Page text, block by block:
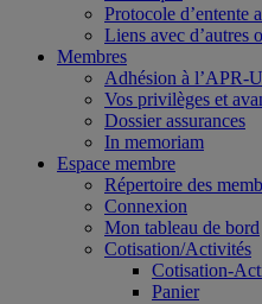
Protocole d’entente
Liens avec d’autres
Membres
Adhésion à l’APR-
Vos privilèges et
Dossier assurances
In memoriam
Espace membre
Répertoire des
Connexion
Mon tableau de bord
Cotisation/Activités
Cotisation-
Panier